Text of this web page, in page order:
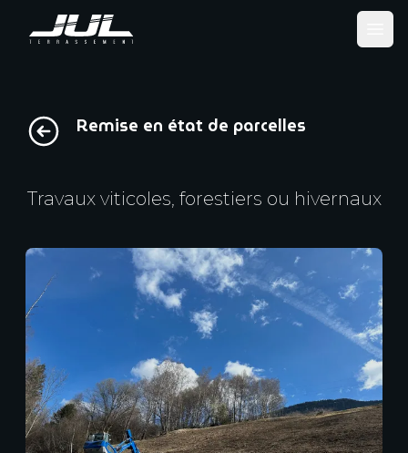
Remise en état de parcelles
Travaux viticoles, forestiers ou hivernaux